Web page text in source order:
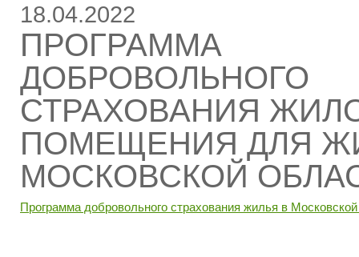
18.04.2022
ПРОГРАММА
ДОБРОВОЛЬНОГО
СТРАХОВАНИЯ
ПОМЕЩЕНИЯ ДЛЯ
МОСКОВСКОЙ
Программа добровольного страхования жилья в